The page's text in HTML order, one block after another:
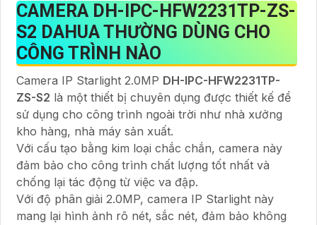
CAMERA DH-IPC-HFW2231TP-ZS-
S2 DAHUA THƯỜNG DÙNG CHO
CÔNG TRÌNH NÀO
Camera IP Starlight 2.0MP DH-IPC-HFW2231TP-
ZS-S2 là một thiết bị chuyên dụng được thiết kế để
sử dụng cho công trình ngoài trời như nhà xưởng
kho hàng, nhà máy sản xuất.
Với cấu tạo bằng kim loại chắc chắn, camera này
đảm bảo cho công trình chất lượng tốt nhất và
chống lại tác động từ việc va đập.
Với độ phân giải 2.0MP, camera IP Starlight này
mang lại hình ảnh rõ nét, sắc nét, đảm bảo không